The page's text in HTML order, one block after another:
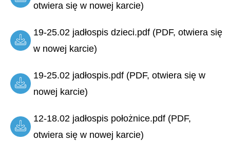
otwiera się w nowej karcie)
19-25.02 jadłospis dzieci.pdf (PDF, otwiera się
w nowej karcie)
19-25.02 jadłospis.pdf (PDF, otwiera się w
nowej karcie)
12-18.02 jadłospis położnice.pdf (PDF,
otwiera się w nowej karcie)